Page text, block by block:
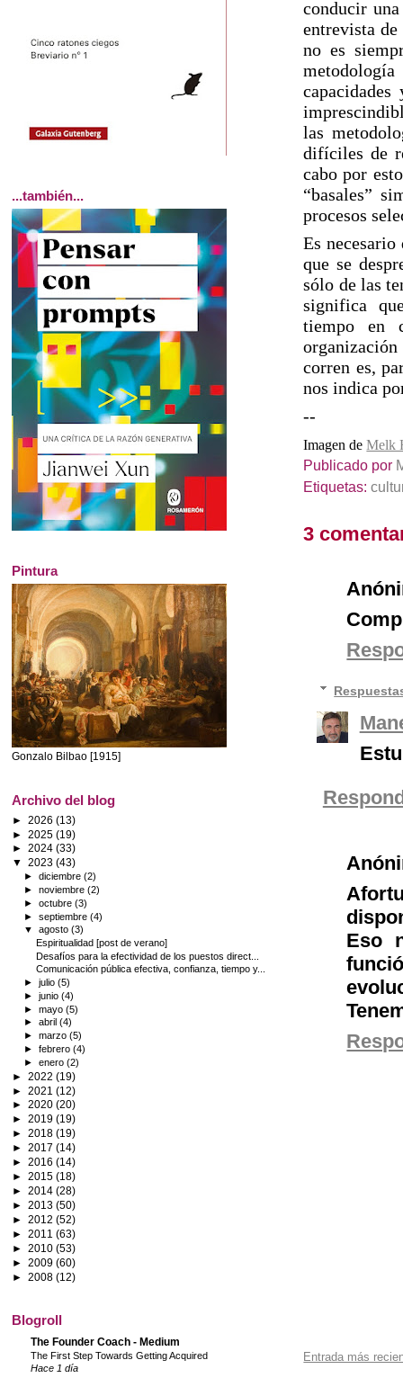
conducir
entrevista
no es
las
difíciles de
cabo por
“basales”
procesos
Es
que se
sólo de las
significa
tiempo en
corren es,
nos indica
--
Imagen deMelk
Publicado por
Etiquetas:
3
Eso
Entrada más
...también...
Pintura
Gonzalo Bilbao [1915]
Archivo del blog
► 2026 (13)
► 2025 (19)
► 2024 (33)
▼ 2023 (43)
►diciembre(2)
►noviembre(2)
►octubre(3)
►septiembre(4)
▼agosto(3)
Espiritualidad [post de verano]
Desafíos para la efectividad de los puestos direct...
Comunicación pública efectiva, confianza, tiempo y...
►julio(5)
►junio(4)
►mayo(5)
►abril(4)
►marzo(5)
►febrero(4)
►enero(2)
► 2022 (19)
► 2021 (12)
► 2020 (20)
► 2019 (19)
► 2018 (19)
► 2017 (14)
► 2016 (14)
► 2015 (18)
► 2014 (28)
► 2013 (50)
► 2012 (52)
► 2011 (63)
► 2010 (53)
► 2009 (60)
► 2008 (12)
Blogroll
The Founder Coach - Medium
The First Step Towards Getting Acquired
Hace 1 día